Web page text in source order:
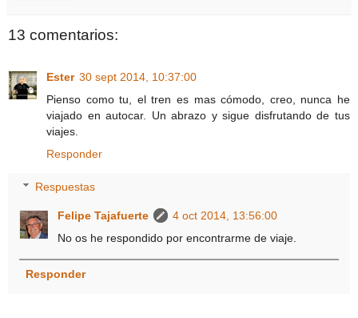
13 comentarios:
Ester 30 sept 2014, 10:37:00
Pienso como tu, el tren es mas cómodo, creo, nunca he
viajado en autocar. Un abrazo y sigue disfrutando de tus
viajes.
Responder
Respuestas
Felipe Tajafuerte
4 oct 2014, 13:56:00
No os he respondido por encontrarme de viaje.
Responder